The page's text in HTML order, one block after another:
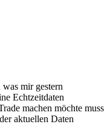
mir gestern
Echtzeitdaten
machen möchte muss
aktuellen Daten